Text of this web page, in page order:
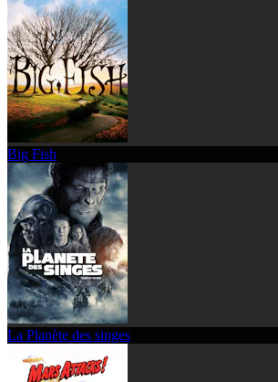
Big Fish
La Planète des singes